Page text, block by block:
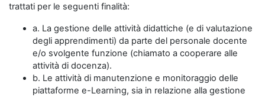
trattati per le seguenti finalità:
a. La gestione delle attività didattiche (e di valutazione
degli apprendimenti) da parte del personale docente
e/o svolgente funzione (chiamato a cooperare alle
attività di docenza).
b. Le attività di manutenzione e monitoraggio delle
piattaforme e-Learning, sia in relazione alla gestione